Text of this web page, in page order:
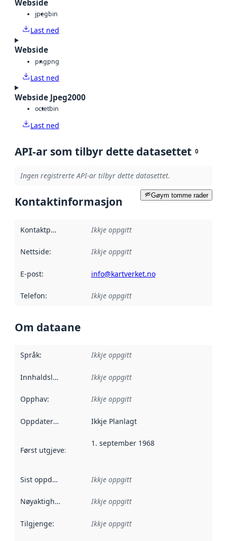
Webside
jpegbin
Last ned
Webside
pngpng
Last ned
Webside Jpeg2000
octetbin
Last ned
API-ar som tilbyr dette datasettet 0
Ingen registrerte API-ar tilbyr dette datasettet.
Gøym tomme rader
Kontaktinformasjon
Kontaktpunkt Ikkje oppgitt
Nettside: Ikkje oppgitt
E-post: info@kartverket.no
Telefon: Ikkje oppgitt
Om dataane
Språk: Ikkje oppgitt
Innhaldsleverandørar :
Ikkje oppgitt
Opphav: Ikkje oppgitt
Oppdateringsfrekvens :
Ikkje Planlagt
Først utgjeve: Denne datoen seier når dataa i dette
1. september 1968
Sist oppdatert Ikkje oppgitt
Nøyaktigheit Ikkje oppgitt
Tilgjenge: Ikkje oppgitt